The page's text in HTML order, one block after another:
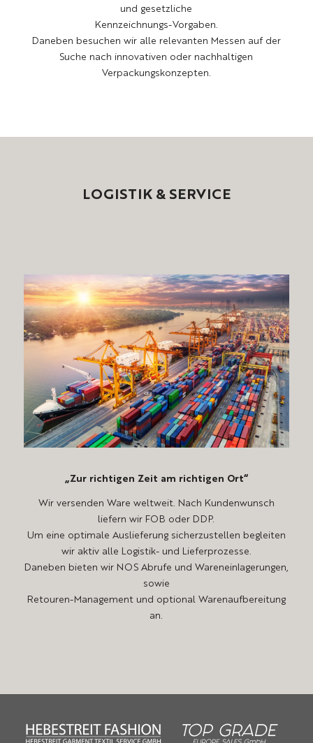
und gesetzliche
Kennzeichnungs-Vorgaben.
Daneben besuchen wir alle relevanten Messen auf der
Suche nach innovativen oder nachhaltigen
Verpackungskonzepten.
LOGISTIK &SERVICE
„Zur richtigen Zeit am richtigen Ort“
Wir versenden Ware weltweit. Nach Kundenwunsch
liefern wir FOB oder DDP.
Um eine optimale Auslieferung sicherzustellen begleiten
wir aktiv alle Logistik- und Lieferprozesse.
Daneben bieten wir NOS Abrufe und Wareneinlagerungen,
sowie
Retouren-Management und optional Warenaufbereitung
an.